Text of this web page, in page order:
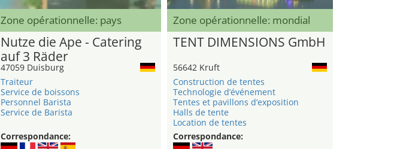
Zone opérationnelle: pays
Nutze die Ape - Catering
auf 3 Räder
47059 Duisburg
Traiteur
Service de boissons
Personnel Barista
Service de Barista
Correspondance:
Zone opérationnelle: mondial
TENT DIMENSIONS GmbH
56642 Kruft
Construction de tentes
Technologie d’événement
Tentes et pavillons d’exposition
Halls de tente
Location de tentes
Correspondance: